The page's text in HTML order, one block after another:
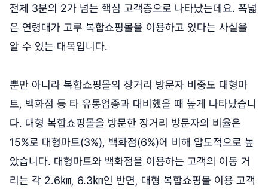
전체 3분의 2가 넘는 핵심 고객층으로 나타났는데요. 폭넓
은 연령대가 고루 복합쇼핑몰을 이용하고 있다는 사실을
알 수 있는 대목입니다.
뿐만 아니라 복합쇼핑몰의 장거리 방문자 비중도 대형마
트, 백화점 등 타 유통업종과 대비했을 때 높게 나타났습니
다. 대형 복합쇼핑몰을 방문한 장거리 방문자의 비율은
15%로 대형마트(3%), 백화점(6%)에 비해 압도적으로 높
았습니다. 대형마트와 백화점을 이용하는 고객의 이동 거
리는 각 2.6㎞, 6.3㎞인 반면, 대형 복합쇼핑몰 이용 고객